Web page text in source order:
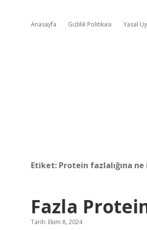
Anasayfa Gizlilik Politikası Yasal
Etiket: Protein fazlalığına
Fazla
Tarih: Ekim 8, 2024